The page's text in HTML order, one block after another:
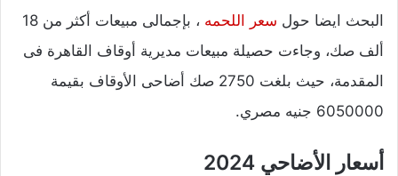
البحث ايضا حول سعر اللحمه
، بإجمالى مبيعات أكثر من 18
ألف صك، وجاءت حصيلة مبيعات مديرية أوقاف القاهرة فى
المقدمة، حيث بلغت 2750 صك أضاحى الأوقاف بقيمة
6050000 جنيه مصري.
أسعار الأضاحي 2024